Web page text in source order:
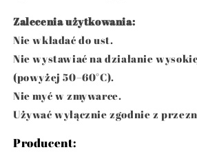
Zalecenia użytkowania:
Nie wkładać do ust.
Nie wystawiać na działanie
(powyżej 50–60°C).
Nie myć w zmywarce.
Używać wyłącznie zgodnie z
Producent: